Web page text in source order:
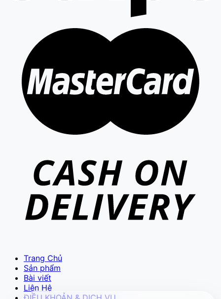
VC VIETCAM.VN
Đang trực tuyến
Trang Chủ
Sản phẩm
Bài viết
Liên Hệ